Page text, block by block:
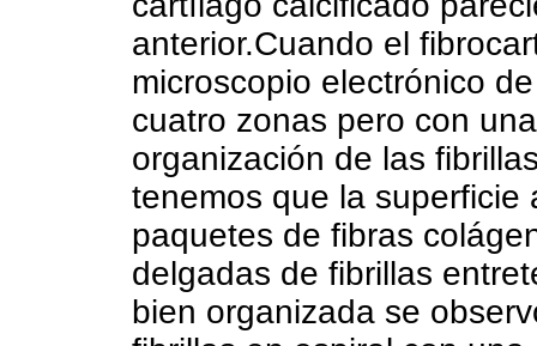
anterior.Cuando el
microscopio electrónico
cuatro zonas pero con
organización de las
tenemos que la superficie
paquetes de fibras
delgadas de fibrillas
bien organizada se